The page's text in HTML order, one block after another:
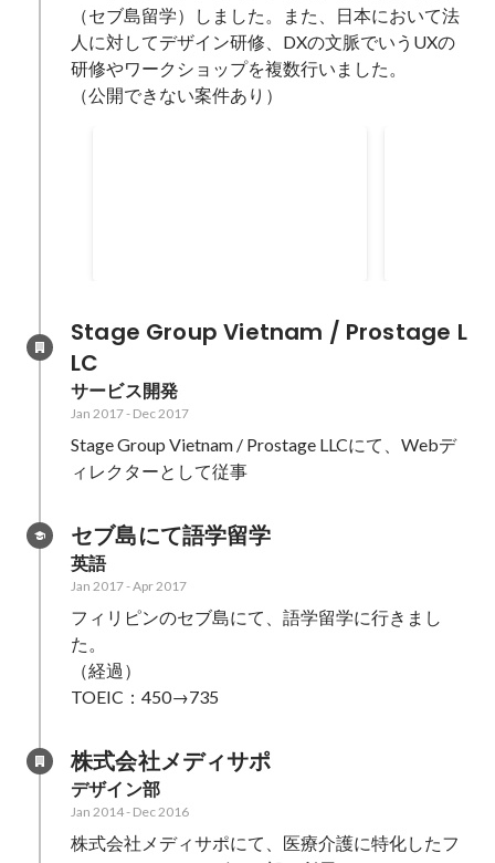
（セブ島留学）しました。また、日本において法
人に対してデザイン研修、DXの文脈でいうUXの
研修やワークショップを複数行いました。
（公開できない案件あり）
内インタビュー実施、KA法による
ジャーニーマップ設計、アイディ
エーションの整理と実行、検証
の理解のた
Stage Group Vietnam / Prostage L
LC
サービス開発
Jan 2017- Dec 2017
Stage Group Vietnam / Prostage LLCにて、Webデ
ィレクターとして従事
セブ島にて語学留学
英語
Jan 2017-Apr 2017
フィリピンのセブ島にて、語学留学に行きまし
た。
（経過）
TOEIC：450→735
株式会社メディサポ
デザイン部
Jan 2014- Dec 2016
株式会社メディサポにて、医療介護に特化したフ